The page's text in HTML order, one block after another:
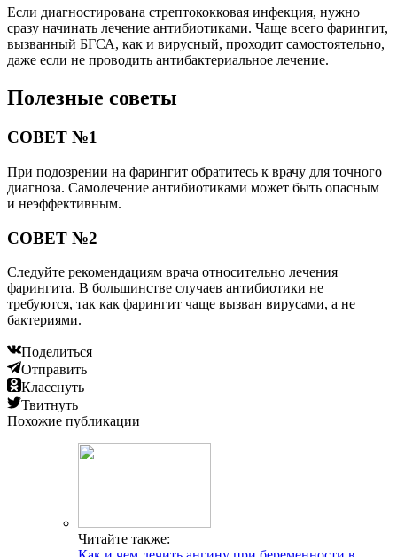
Если диагностирована стрептококковая инфекция, нужно
сразу начинать лечение антибиотиками. Чаще всего фарингит,
вызванный БГСА, как и вирусный, проходит самостоятельно,
даже если не проводить антибактериальное лечение.
Полезные советы
СОВЕТ №1
При подозрении на фарингит обратитесь к врачу для точного
диагноза. Самолечение антибиотиками может быть опасным
и неэффективным.
СОВЕТ №2
Следуйте рекомендациям врача относительно лечения
фарингита. В большинстве случаев антибиотики не
требуются, так как фарингит чаще вызван вирусами, а не
бактериями.
Поделиться
Отправить
Класснуть
Твитнуть
Похожие публикации
Читайте также: